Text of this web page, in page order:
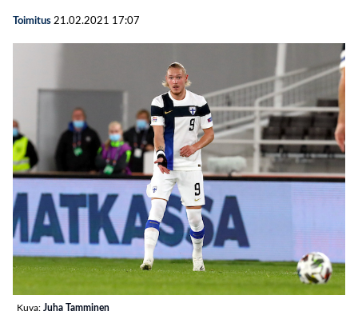
Toimitus 21.02.2021 17:07
Kuva: Juha Tamminen